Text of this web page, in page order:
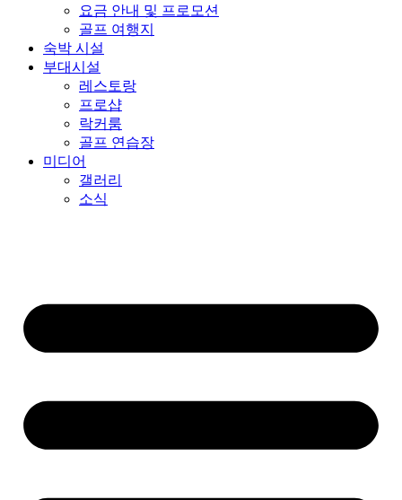
요금 안내 및 프로모션
골프 여행지
숙박 시설
부대시설
레스토랑
프로샵
락커룸
골프 연습장
미디어
갤러리
소식